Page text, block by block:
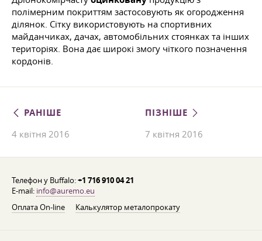
полімерним покриттям застосовують як огородження
ділянок. Сітку використовують на спортивних
майданчиках, дачах, автомобільних стоянках та інших
територіях. Вона дає широкі змогу чіткого позначення
кордонів.
РАНІШЕ
4 квітня 2016
ПІЗНІШЕ
7 квітня 2016
Телефон у Buffalo:+1 716 910 04 21
E-mail: info@auremo.eu
Оплата On-line
Калькулятор металопрокату